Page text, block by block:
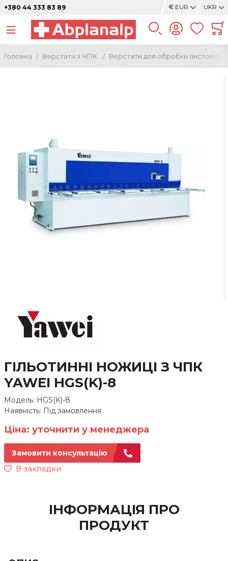
+380 44 333 83 89 € EUR UKR
Головна Верстати з ЧПК Верстати для обробки
ГІЛЬОТИННІ НОЖИЦІ З ЧПК
YAWEI HGS(K)-8
Модель: HGS(K)-8
Наявність: Під замовлення
Ціна: уточнити у менеджера
Замовити консультацію
В закладки
ІНФОРМАЦІЯ ПРО
ПРОДУКТ